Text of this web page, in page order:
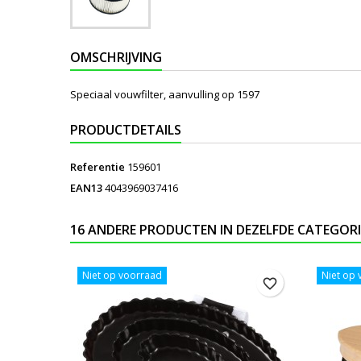
OMSCHRIJVING
Speciaal vouwfilter, aanvulling op 1597
PRODUCTDETAILS
Referentie 159601
EAN134043969037416
16 ANDERE PRODUCTEN IN DEZELFDE
Niet op voorraad
favorite_border
Niet op